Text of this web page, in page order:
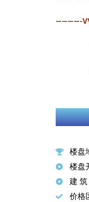
————-
楼盘
楼盘
建
价格